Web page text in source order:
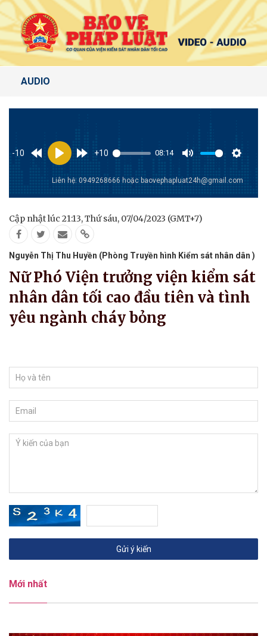
AUDIO
Cập nhật lúc 21:13, Thứ sáu, 07/04/2023 (GMT+7)
Nguyễn Thị Thu Huyền (Phòng Truyền hình Kiểm sát nhân dân )
Nữ Phó Viện trưởng viện kiểm sát
nhân dân tối cao đầu tiên và tình
yêu ngành cháy bỏng
-10
Play
+10 08:14
Liên hệ: 0949268666 hoặc baovephapluat24h@gmail.com
Mới nhất